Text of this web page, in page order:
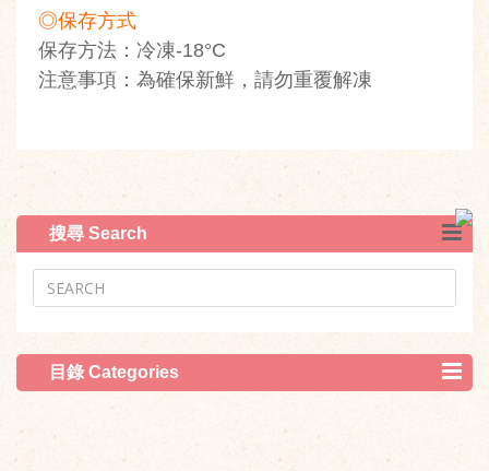
◎保存方式
保存方法：冷凍-18°C
注意事項：為確保新鮮，請勿重覆解凍
搜尋 Search
目錄 Categories